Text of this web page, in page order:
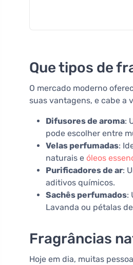
Que tipos de
O mercado moderno
suas vantagens, e cabe a
Difusores de aroma:
pode escolher entre
Velas perfumadas:
naturais e óleos
Purificadores de ar:
aditivos químicos.
Sachês perfumados:
Lavanda ou pétalas
Fragrâncias
Hoje em dia, muitas